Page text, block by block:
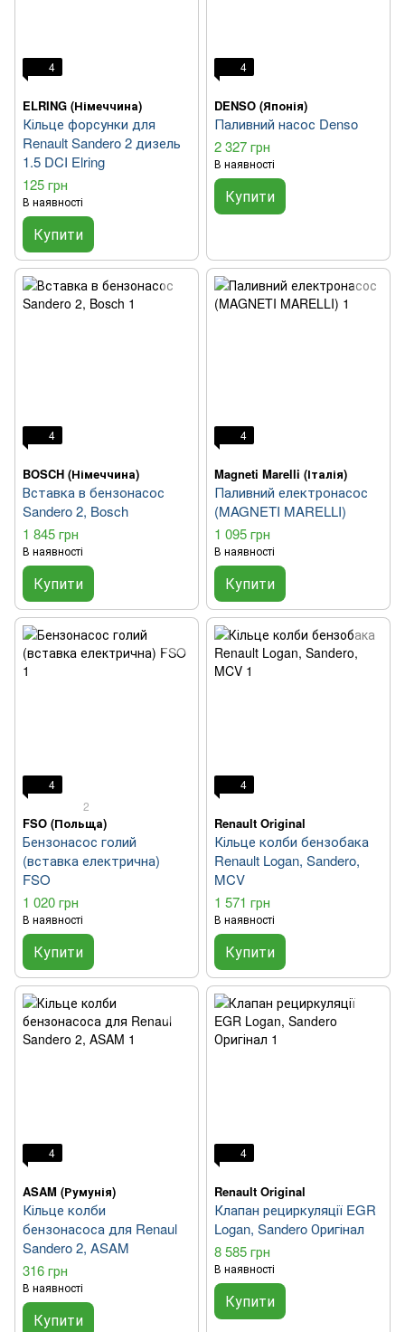
4
ELRING (Німеччина)
Кільце форсунки для
Renault Sandero 2 дизель
1.5 DCI Elring
125 грн
В наявності
Купити
4
DENSO (Японія)
Паливний насос Denso
2 327 грн
В наявності
Купити
4
BOSCH (Німеччина)
Вставка в бензонасос
Sandero 2, Bosch
1 845 грн
В наявності
Купити
4
Magneti Marelli (Італія)
Паливний електронасос
(MAGNETI MARELLI)
1 095 грн
В наявності
Купити
4
2
FSO (Польща)
Бензонасос голий
(вставка електрична)
FSO
1 020 грн
В наявності
Купити
4
Renault Original
Кільце колби бензобака
Renault Logan, Sandero,
MCV
1 571 грн
В наявності
Купити
4
ASAM (Румунія)
Кільце колби
бензонасоса для Renaul
Sandero 2, ASAM
316 грн
В наявності
Купити
4
Renault Original
Клапан рециркуляції EGR
Logan, Sandero Оригінал
8 585 грн
В наявності
Купити